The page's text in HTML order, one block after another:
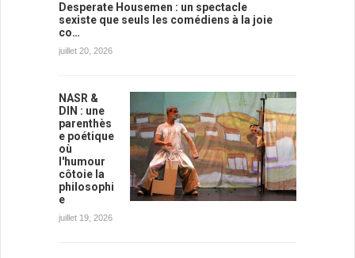
Desperate Housemen : un spectacle
sexiste que seuls les comédiens à la joie
co…
juillet 20, 2026
NASR &
DIN : une
parenthès
e poétique
où
l'humour
côtoie la
philosophi
e
juillet 19, 2026